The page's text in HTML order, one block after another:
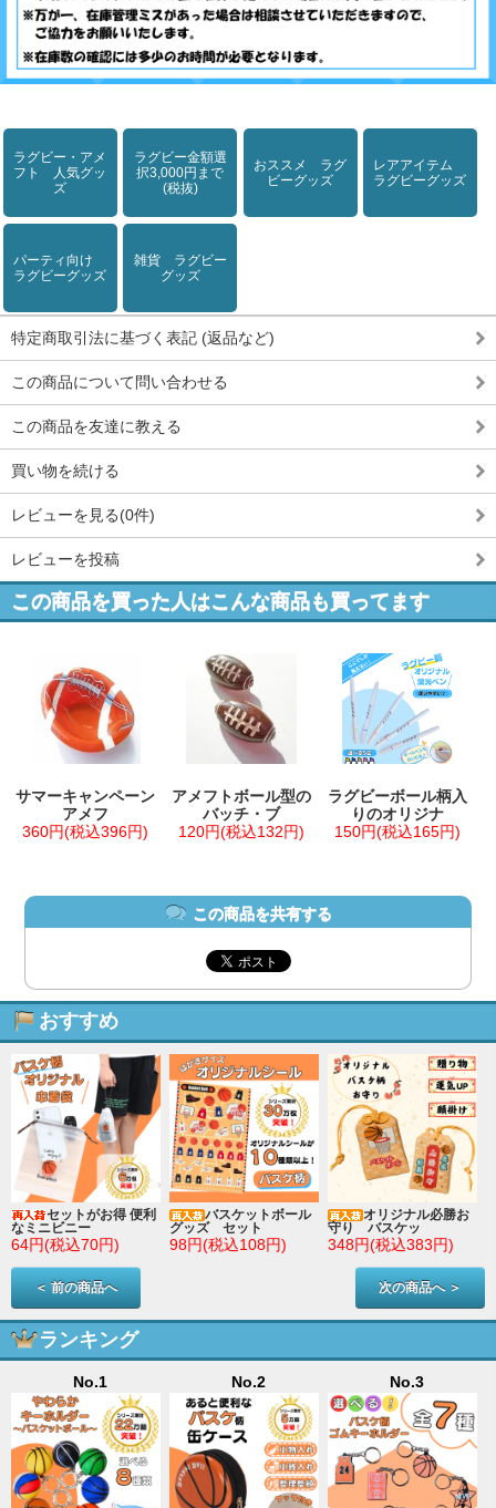
ラグビー・アメ
フト 人気グッ
ズ
ラグビー金額選
択3,000円まで
(税抜)
おススメ ラグ
ビーグッズ
レアアイテム
ラグビーグッズ
パーティ向け
ラグビーグッズ
雑貨 ラグビー
グッズ
特定商取引法に基づく表記 (返品など)
この商品について問い合わせる
この商品を友達に教える
買い物を続ける
レビューを見る(0件)
レビューを投稿
この商品を買った人はこんな商品も買ってます
サマーキャンペーン
アメフ
360円(税込396円)
アメフトボール型の
バッチ・ブ
120円(税込132円)
ラグビーボール柄入
りのオリジナ
150円(税込165円)
この商品を共有する
おすすめ
セットがお得 便利
なミニビニー
64円(税込70円)
バスケットボール
グッズ セット
98円(税込108円)
オリジナル必勝お
守り バスケッ
348円(税込383円)
＜ 前の商品へ 次の商品へ ＞
ランキング
No.1 No.2 No.3